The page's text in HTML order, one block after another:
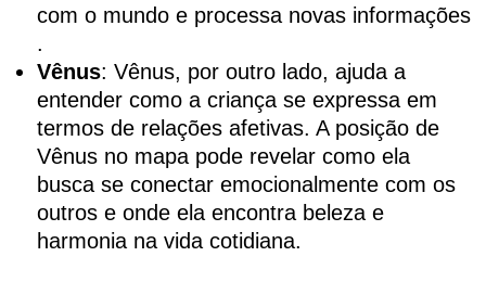
com o mundo e processa novas informações​
.
Vênus: Vênus, por outro lado, ajuda a
entender como a criança se expressa em
termos de relações afetivas. A posição de
Vênus no mapa pode revelar como ela
busca se conectar emocionalmente com os
outros e onde ela encontra beleza e
harmonia na vida cotidiana.